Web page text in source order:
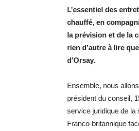
L’essentiel des
chauffé, en
la prévision et de la
rien d’autre à lire
d’Orsay.
Ensemble, nous
président du conseil,
service juridique de la
Franco-britannique